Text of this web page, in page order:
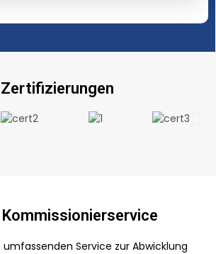
Zertifizierungen
Kommissionierservice
Service zur Abwicklung